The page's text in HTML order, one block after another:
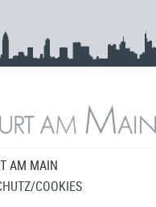
AM MAIN
COOKIES